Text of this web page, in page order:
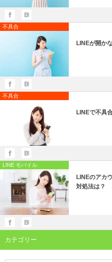
不具合
LINEが開か
不具合
LINEで不具
LINE モバイル
LINEのアカ
対処法は？
カテゴリー